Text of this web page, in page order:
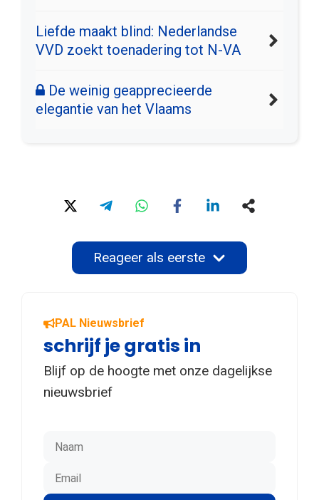
Liefde maakt blind: Nederlandse
VVD zoekt toenadering tot N-VA
De weinig geapprecieerde
elegantie van het Vlaams
Reageer als eerste
PAL Nieuwsbrief
schrijf je gratis in
Blijf op de hoogte met onze dagelijkse
nieuwsbrief